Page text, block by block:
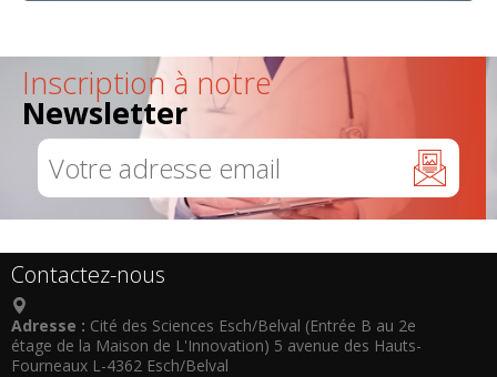
Inscription à notre
Newsletter
Contactez-nous
Adresse : Cité des Sciences Esch/Belval (Entrée B au 2e
étage de la Maison de L'Innovation) 5 avenue des Hauts-
Fourneaux L-4362 Esch/Belval